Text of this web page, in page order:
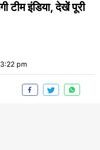
टीम इंडिया, देखें पूरी
pm